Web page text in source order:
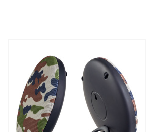
Банковской картой или наличными
ProffЭлектро по адресу
адресу ул. Новороссийская 161И.
Для юридических лиц: переводом
оплате заказа на сайте.
Подробнее о способах оплаты можно